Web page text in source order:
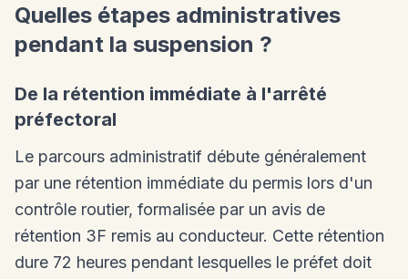
Quelles étapes administratives
pendant la suspension ?
De la rétention immédiate à l'arrêté
préfectoral
Le parcours administratif débute généralement
par une rétention immédiate du permis lors d'un
contrôle routier, formalisée par un avis de
rétention 3F remis au conducteur. Cette rétention
dure 72 heures pendant lesquelles le préfet doit